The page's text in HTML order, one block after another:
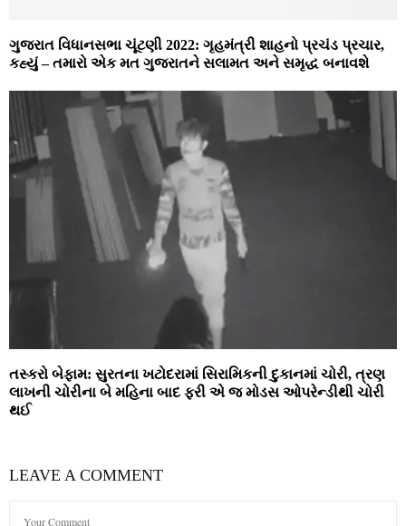
ગુજરાત વિધાનસભા ચૂંટણી 2022: ગૃહમંત્રી શાહનો પ્રચંડ પ્રચાર,
કહ્યું – તમારો એક મત ગુજરાતને સલામત અને સમૃદ્ધ બનાવશે
તસ્કરો બેફામ: સુરતના ખટોદરામાં સિરામિકની દુકાનમાં ચોરી, ત્રણ
લાખની ચોરીના બે મહિના બાદ ફરી એ જ મોડસ ઓપરેન્ડીથી ચોરી
થઈ
LEAVE A COMMENT